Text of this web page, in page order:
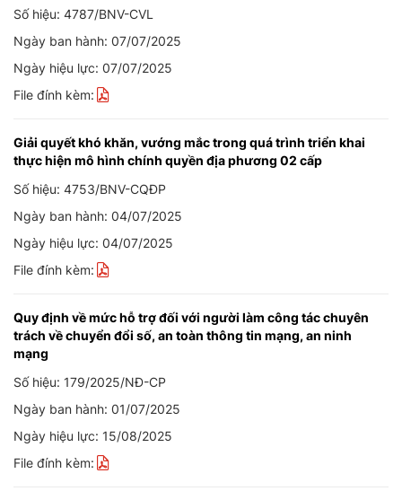
Số hiệu: 4787/BNV-CVL
Ngày ban hành: 07/07/2025
Ngày hiệu lực: 07/07/2025
File đính kèm:
Giải quyết khó khăn, vướng mắc trong quá trình triển khai
thực hiện mô hình chính quyền địa phương 02 cấp
Số hiệu: 4753/BNV-CQĐP
Ngày ban hành: 04/07/2025
Ngày hiệu lực: 04/07/2025
File đính kèm:
Quy định về mức hỗ trợ đối với người làm công tác chuyên
trách về chuyển đổi số, an toàn thông tin mạng, an ninh
mạng
Số hiệu: 179/2025/NĐ-CP
Ngày ban hành: 01/07/2025
Ngày hiệu lực: 15/08/2025
File đính kèm: